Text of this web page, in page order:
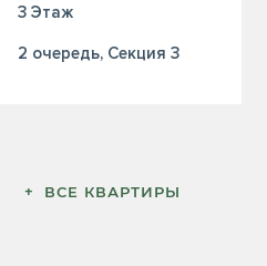
3 Этаж
2 очередь, Секция 3
+  ВСЕ КВАРТИРЫ